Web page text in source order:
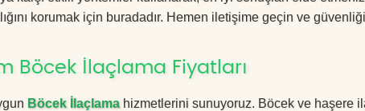
korumak için buradadır. Hemen iletişime geçin ve
Böcek İlaçlama Fiyatları
Böcek İlaçlamahizmetlerini sunuyoruz. Böcek ve haşere